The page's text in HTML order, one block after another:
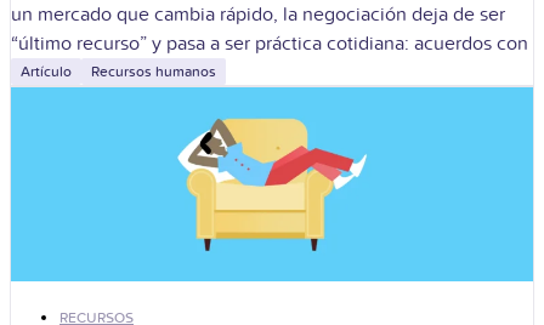
un mercado que cambia rápido, la negociación deja de ser
“último recurso” y pasa a ser práctica cotidiana: acuerdos con
Artículo Recursos humanos
RECURSOS